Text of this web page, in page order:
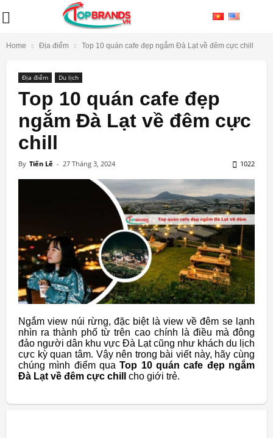
Home Địa điểm Top 10 quán cafe đẹp ngắm Đà Lạt về đêm cực chill
Địa điểm Du lịch
Top 10 quán cafe đẹp
ngắm Đà Lạt về đêm cực
chill
By Tiến Lê - 27 Tháng 3, 2024 1022
Ngắm view núi rừng, đặc biệt là view về đêm se lạnh
nhìn ra thành phố từ trên cao chính là điều mà đông
đảo người dân khu vực Đà Lạt cũng như khách du lịch
cực kỳ quan tâm. Vậy nên trong bài viết này, hãy cùng
chúng mình điểm quaTop 10 quán cafe đẹp ngắm
Đà Lạt về đêm cực chill cho giới trẻ.